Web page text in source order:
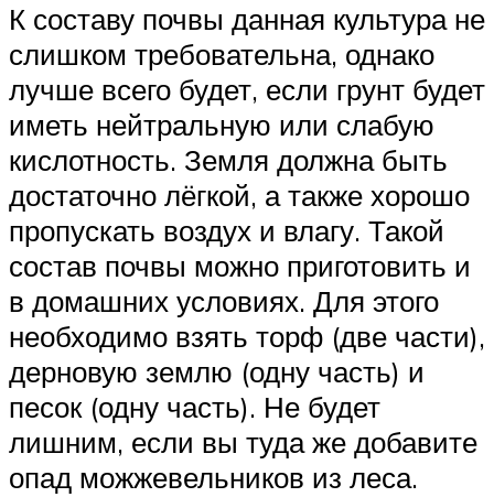
К составу почвы данная культура не
слишком требовательна, однако
лучше всего будет, если грунт будет
иметь нейтральную или слабую
кислотность. Земля должна быть
достаточно лёгкой, а также хорошо
пропускать воздух и влагу. Такой
состав почвы можно приготовить и
в домашних условиях. Для этого
необходимо взять торф (две части),
дерновую землю (одну часть) и
песок (одну часть). Не будет
лишним, если вы туда же добавите
опад можжевельников из леса.